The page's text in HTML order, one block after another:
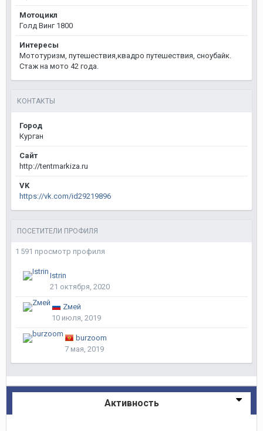
Мотоцикл
Голд Винг 1800
Интересы
Мототуризм, путешествия,квадро путешествия, сноубайк.
Стаж на мото 42 года.
КОНТАКТЫ
Город
Курган
Сайт
http://tentmarkiza.ru
VK
https://vk.com/id29219896
ПОСЕТИТЕЛИ ПРОФИЛЯ
1 591 просмотр профиля
Istrin
21 октября, 2020
Zмей
10 июля, 2019
burzoom
7 мая, 2019
Активность